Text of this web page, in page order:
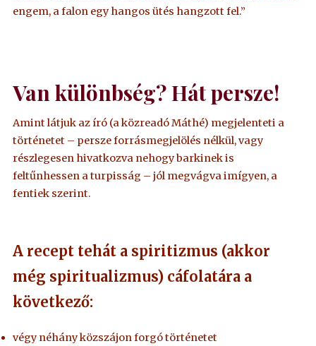
engem, a falon egy hangos ütés hangzott fel.”
Van különbség? Hát persze!
Amint látjuk az író (a közreadó Máthé) megjelenteti a
történetet – persze forrásmegjelölés nélkül, vagy
részlegesen hivatkozva nehogy barkinek is
feltűnhessen a turpisság – jól megvágva imígyen, a
fentiek szerint.
A recept tehát a spiritizmus (akkor
még spiritualizmus) cáfolatára a
következő:
végy néhány közszájon forgó történetet